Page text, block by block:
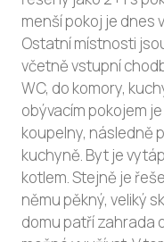
menší pokoj je dnes
Ostatní místnosti
včetně vstupní
WC, do komory,
obývacím pokojem
koupelny, následně
kuchyně. Byt je
kotlem. Stejně je
němu pěkný, veliký
domu patří zahrada